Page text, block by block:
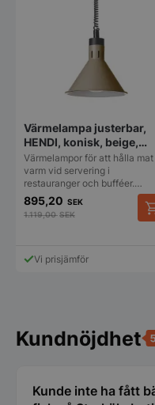
Värmelampa justerbar,
HENDI, konisk, beige,
230V/250W,
Ø275x(H)250 mm
Värmelampor för att hålla mat
varm vid servering i
restauranger och bufféer.…
895,20 SEK
1.119,00SEK
Vi prisjämför
Kundnöjdhet
Kunde inte ha fått
användas
Namn
pys_session_limit